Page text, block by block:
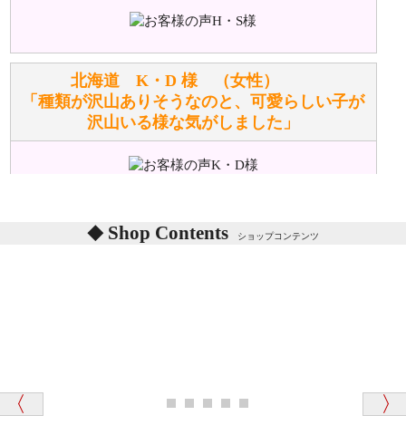
るみのお手入れ方法を教えてください。
詳しくはこちら をご覧ください。
ぬいぐるみの耳に付いているボタンやタグに、何か意
味などがありますか？
詳しくはこちらをご覧ください。
体をねかせたりおこしたりすると「グーグー」と鳴く
北海道 K・D 様 （女性）
「種類が沢山ありそうなのと、可愛らしい子が
沢山いる様な気がしました」
東京都 M・K 様 （女性）
「対応はどちらも丁寧でした。値段と他の融通
「商品説明が細やかで丁寧であったことです」
Shop Contents ショップコンテンツ